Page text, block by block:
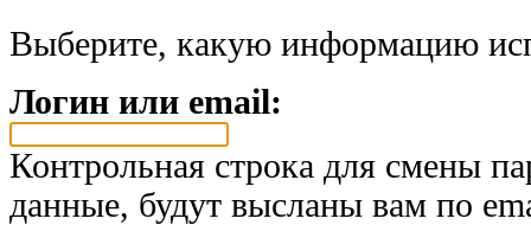
Выберите, какую информацию
Логин или email:
Контрольная строка для смены
данные, будут высланы вам по